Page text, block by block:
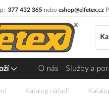
377 432 365 nebo eshop@elfetex.cz
O nás Služby a
Katalog nářadí